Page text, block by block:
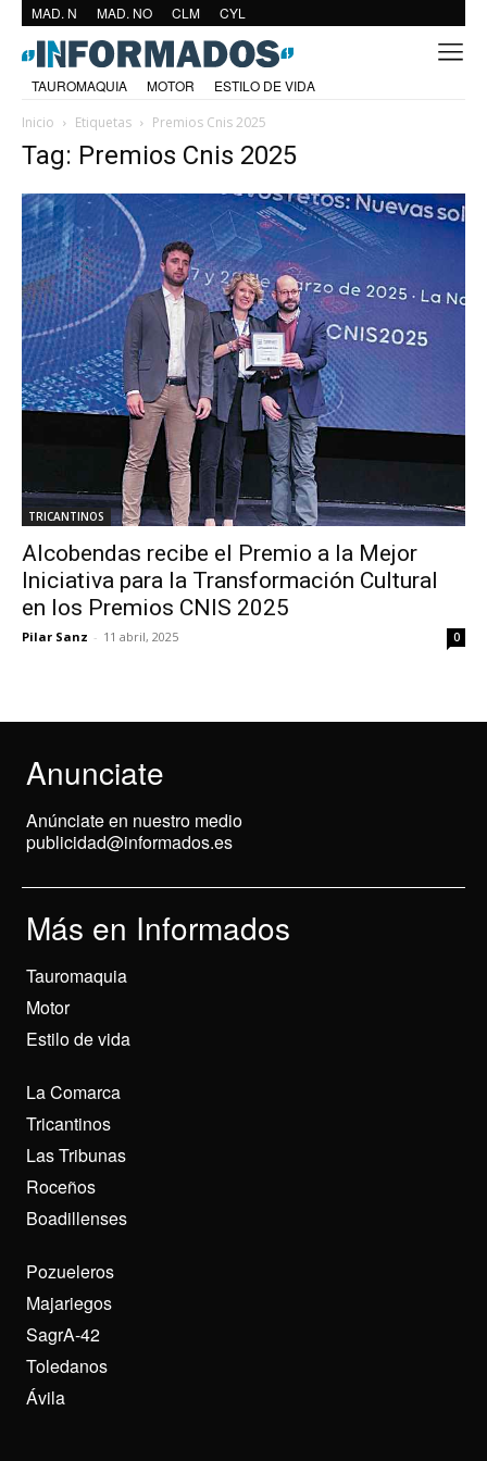
MAD. N MAD. NO CLM CYL
TAUROMAQUIA MOTOR
ESTILO DE VIDA
Inicio
Etiquetas Premios Cnis 2025
Tag: Premios Cnis 2025
TRICANTINOS
Alcobendas recibe el Premio a la Mejor
Iniciativa para la Transformación Cultural
en los Premios CNIS 2025
Pilar Sanz - 11 abril, 2025 0
Anunciate
Anúnciate en nuestro medio
publicidad@informados.es
Más en Informados
Tauromaquia
Motor
Estilo de vida
La Comarca
Tricantinos
Las Tribunas
Roceños
Boadillenses
Pozueleros
Majariegos
SagrA-42
Toledanos
Ávila